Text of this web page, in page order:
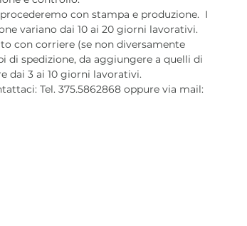
con stampa e produzione. I
variano dai 10 ai 20 giorni lavorativi.
con corriere (se non diversamente
di spedizione, da aggiungere a quelli di
dai 3 ai 10 giorni lavorativi.
Tel. 375.5862868 oppure via mail: